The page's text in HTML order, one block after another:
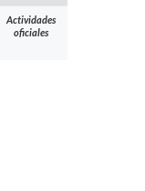
Actividades
oficiales